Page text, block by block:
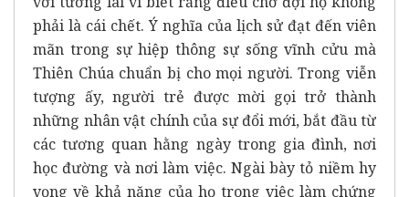
phải là cái chết. Ý nghĩa của lịch sử đạt đến viên
mãn trong sự hiệp thông sự sống vĩnh cửu mà
Thiên Chúa chuẩn bị cho mọi người. Trong viễn
tượng ấy, người trẻ được mời gọi trở thành
những nhân vật chính của sự đổi mới, bắt đầu từ
các tương quan hằng ngày trong gia đình, nơi
học đường và nơi làm việc. Ngài bày tỏ niềm hy
vọng về khả năng của họ trong việc làm chứng